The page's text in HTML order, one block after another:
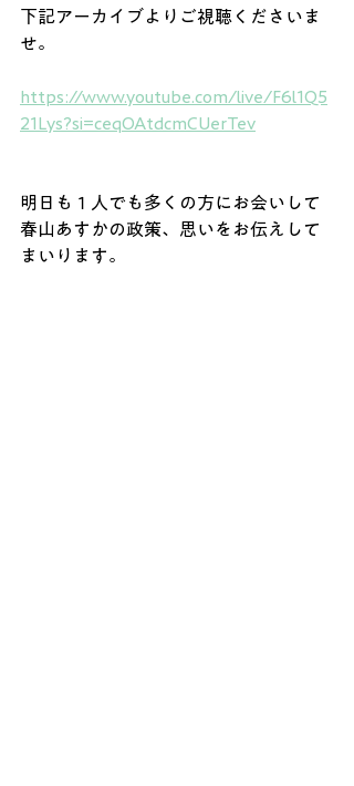
下記アーカイブよりご視聴くださいま
せ。
https://www.youtube.com/live/F6l1Q5
21Lys?si=ceqOAtdcmCUerTev
明日も１人でも多くの方にお会いして
春山あすかの政策、思いをお伝えして
まいります。